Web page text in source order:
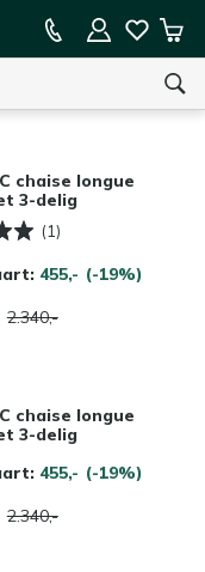
collectie
chaise longue
3-delig
(1)
455,- (-19%)
2.340,-
chaise longue
3-delig
455,- (-19%)
2.340,-